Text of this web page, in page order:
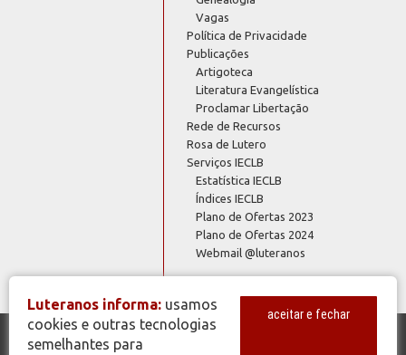
Vagas
Política de Privacidade
Publicações
Artigoteca
Literatura Evangelística
Proclamar Libertação
Rede de Recursos
Rosa de Lutero
Serviços IECLB
Estatística IECLB
Índices IECLB
Plano de Ofertas 2023
Plano de Ofertas 2024
Webmail @luteranos
Luteranos informa: usamos
cookies e outras tecnologias
semelhantes para
aceitar e fechar